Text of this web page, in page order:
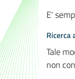
E'
Ricerca
Tale
non